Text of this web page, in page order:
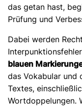
das getan hast,
Prüfung und
Dabei werden
blauen
das Vokabular und
Textes,
Wortdoppelungen.